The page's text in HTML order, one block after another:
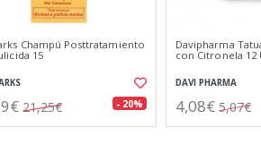
Champú Posttratamiento
15
21,25€ - 20%
Davipharma
con Citronela 12
DAVI PHARMA
4,08€ 5,07€